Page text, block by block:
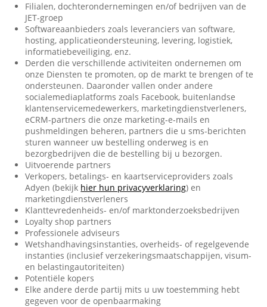
Filialen, dochterondernemingen en/of bedrijven van de
JET-groep
Softwareaanbieders zoals leveranciers van software,
hosting, applicatieondersteuning, levering, logistiek,
informatiebeveiliging, enz.
Derden die verschillende activiteiten ondernemen om
onze Diensten te promoten, op de markt te brengen of te
ondersteunen. Daaronder vallen onder andere
socialemediaplatforms zoals Facebook, buitenlandse
klantenservicemedewerkers, marketingdienstverleners,
eCRM-partners die onze marketing-e-mails en
pushmeldingen beheren, partners die u sms-berichten
sturen wanneer uw bestelling onderweg is en
bezorgbedrijven die de bestelling bij u bezorgen.
Uitvoerende partners
Verkopers, betalings- en kaartserviceproviders zoals
Adyen (bekijk hier hun privacyverklaring) en
marketingdienstverleners
Klanttevredenheids- en/of marktonderzoeksbedrijven
Loyalty shop partners
Professionele adviseurs
Wetshandhavingsinstanties, overheids- of regelgevende
instanties (inclusief verzekeringsmaatschappijen, visum-
en belastingautoriteiten)
Potentiële kopers
Elke andere derde partij mits u uw toestemming hebt
gegeven voor de openbaarmaking